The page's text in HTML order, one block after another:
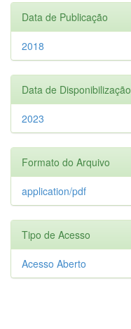
Data de Publicação
2018
Data de Disponibilização
2023
Formato do Arquivo
application/pdf
Tipo de Acesso
Acesso Aberto